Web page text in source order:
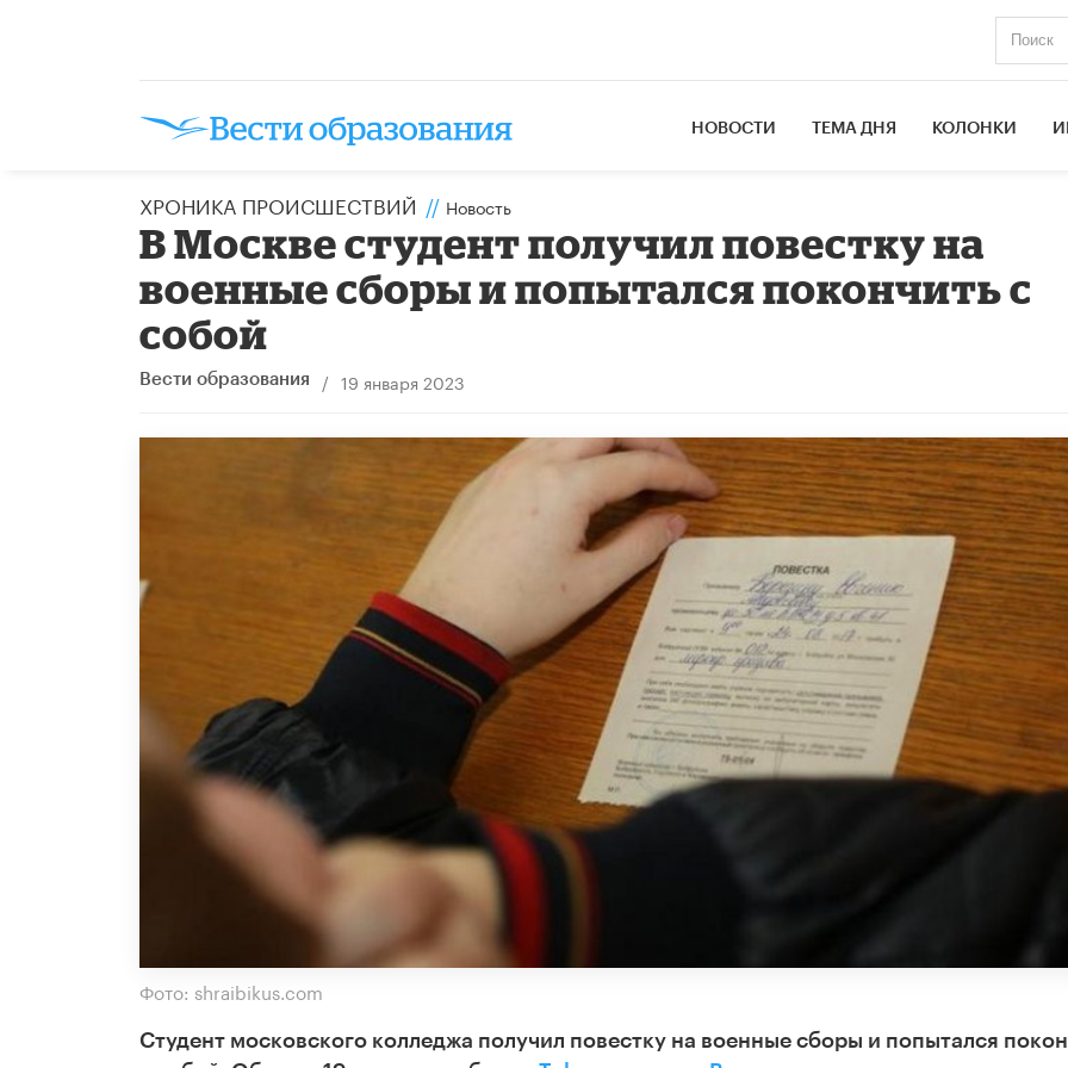
НОВОСТИ ТЕМА ДНЯ КОЛОНКИ
ХРОНИКА ПРОИСШЕСТВИЙ // Новость
В Москве студент получил повестку на
военные сборы и попытался покончить с
собой
Вести образования / 19 января 2023
Фото: shraibikus.com
Студент московского колледжа получил повестку на военные сборы и попытался